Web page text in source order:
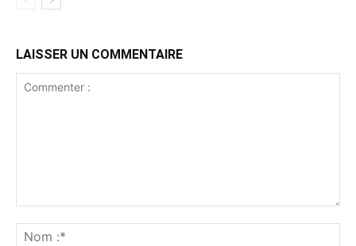
LAISSER UN COMMENTAIRE